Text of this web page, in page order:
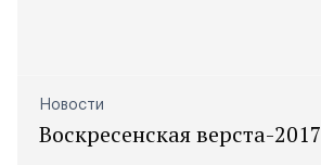
Новости
Воскресенская верста-2017